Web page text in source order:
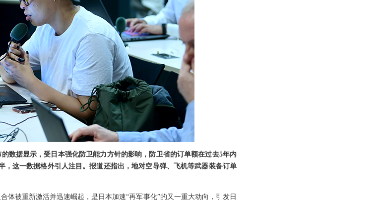
数据显示，受日本强化防卫能力方针的影响，防卫省的订单额在过去5年内
，这一数据格外引人注目。报道还指出，地对空导弹、飞机等武器装备订单
体被重新激活并迅速崛起，是日本加速“再军事化”的又一重大动向，引发日